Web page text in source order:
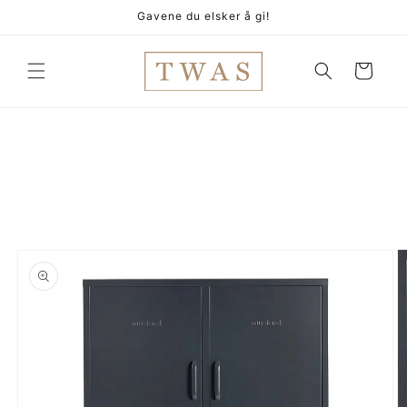
Gavene du elsker å gi!
Handlekurv